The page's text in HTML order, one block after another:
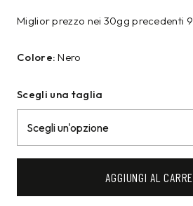
Miglior prezzo nei 30gg precedenti
Colore: Nero
Scegli una taglia
AGGIUNGI AL